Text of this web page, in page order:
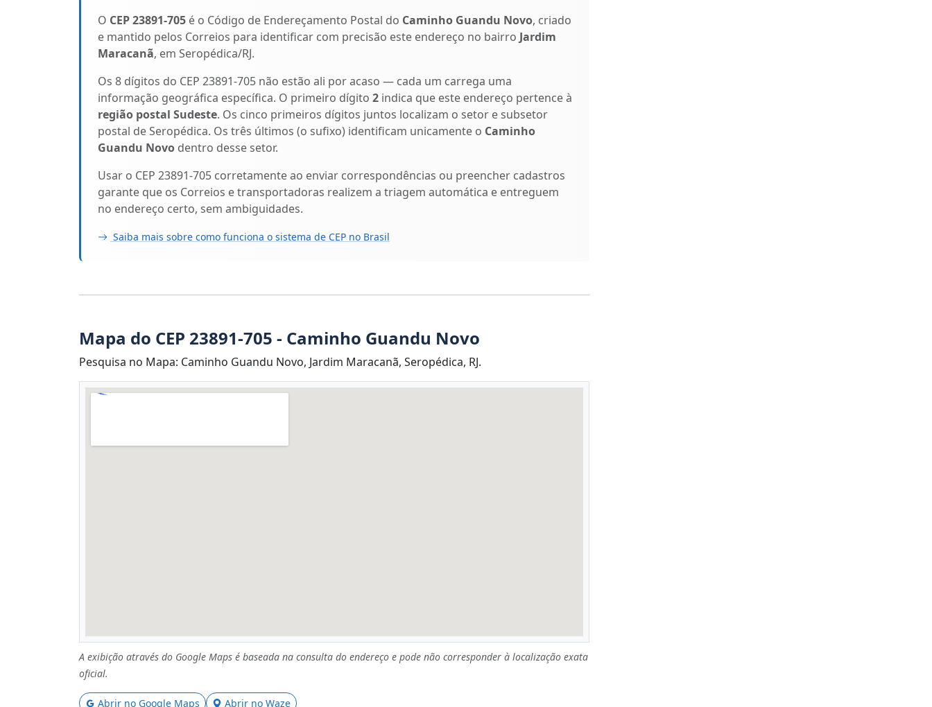
O CEP 23891-705 é o Código de Endereçamento Postal do Caminho Guandu Novo, criado
e mantido pelos Correios para identificar com precisão este endereço no bairro Jardim
Maracanã, em Seropédica/RJ.
Os 8 dígitos do CEP 23891-705 não estão ali por acaso — cada um carrega uma
informação geográfica específica. O primeiro dígito 2 indica que este endereço pertence à
região postal Sudeste. Os cinco primeiros dígitos juntos localizam o setor e subsetor
postal de Seropédica. Os três últimos (o sufixo) identificam unicamente o Caminho
Guandu Novo dentro desse setor.
Usar o CEP 23891-705 corretamente ao enviar correspondências ou preencher cadastros
garante que os Correios e transportadoras realizem a triagem automática e entreguem
no endereço certo, sem ambiguidades.
Saiba mais sobre como funciona o sistema de CEP no Brasil
Mapa do CEP 23891-705 - Caminho Guandu Novo
Pesquisa no Mapa: Caminho Guandu Novo, Jardim Maracanã, Seropédica, RJ.
A exibição através do Google Maps é baseada na consulta do endereço e pode não corresponder à localização exata
oficial.
Abrir no Google Maps Abrir no Waze